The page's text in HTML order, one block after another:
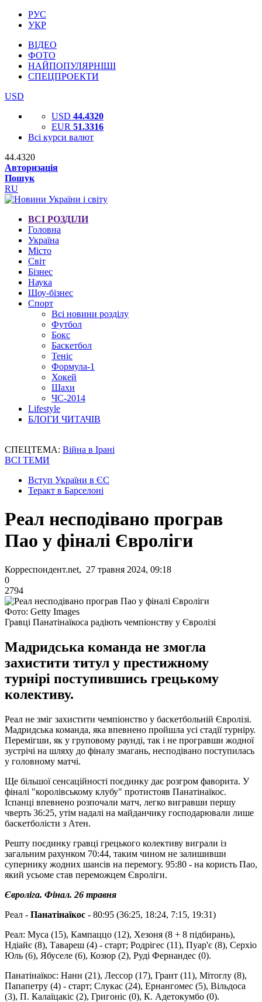
РУС
УКР
ВІДЕО
ФОТО
НАЙПОПУЛЯРНІШІ
СПЕЦПРОЕКТИ
USD
USD 44.4320
EUR 51.3316
Всі курси валют
44.4320
Авторизація
Пошук
RU
ВСІ РОЗДІЛИ
Головна
Україна
Місто
Світ
Бізнес
Наука
Шоу-бізнес
Спорт
Всі новини розділу
Футбол
Бокс
Баскетбол
Теніс
Формула-1
Хокей
Шахи
ЧС-2014
Lifestyle
БЛОГИ ЧИТАЧІВ
СПЕЦТЕМА: Війна в Ірані
ВСІ ТЕМИ
Вступ України в ЄС
Теракт в Барселоні
Реал несподівано програв
Пао у фіналі Євроліги
Корреспондент.net, 27 травня 2024, 09:18
0
2794
Фото: Getty Images
Гравці Панатінаїкоса радіють чемпіонству у Євролізі
Мадридська команда не змогла
захистити титул у престижному
турнірі поступившись грецькому
колективу.
Реал не зміг захистити чемпіонство у баскетбольній Євролізі.
Мадридська команда, яка впевнено пройшла усі стадії турніру.
Перемігши, як у груповому раунді, так і не програвши жодної
зустрічі на шляху до фіналу змагань, несподівано поступилась
у головному матчі.
Ще більшої сенсаційності поєдинку дає розгром фаворита. У
фіналі "королівському клубу" протистояв Панатінаїкос.
Іспанці впевнено розпочали матч, легко вигравши першу
чверть 36:25, утім надалі на майданчику господарювали лише
баскетболісти з Атен.
Решту поєдинку гравці грецького колективу виграли із
загальним рахунком 70:44, таким чином не залишивши
супернику жодних шансів на перемогу. 95:80 - на користь Пао,
який усьоме став переможцем Євроліги.
Євроліга. Фінал. 26 травня
Реал - Панатінаїкос - 80:95 (36:25, 18:24, 7:15, 19:31)
Реал: Муса (15), Кампаццо (12), Хезоня (8 + 8 підбирань),
Ндіайє (8), Тавареш (4) - старт; Родрігес (11), Пуар'є (8), Серхіо
Юль (6), Ябуселе (6), Козюр (2), Руді Фернандес (0).
Панатінаїкос: Нанн (21), Лессор (17), Грант (11), Мітоглу (8),
Папапетру (4) - старт; Слукас (24), Ернангомес (5), Вільдоса
(3), П. Калаїцакіс (2), Григоніс (0), К. Адетокумбо (0).